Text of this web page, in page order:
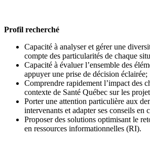
Profil recherché
Capacité à analyser et gérer une
compte des particularités de chaque
Capacité à évaluer l’ensemble des
appuyer une prise de décision éclairée;
Comprendre rapidement l’impact des
contexte de Santé Québec sur les
Porter une attention particulière aux
intervenants et adapter ses conseils en
Proposer des solutions optimisant le
en ressources informationnelles (RI).